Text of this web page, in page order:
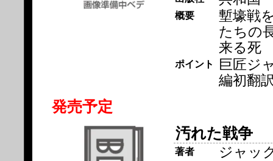
概要
塹壕戦
たちの
来る死
ポイント
巨匠ジ
編初翻
発売予定
汚れた戦争
著者 ジャッ